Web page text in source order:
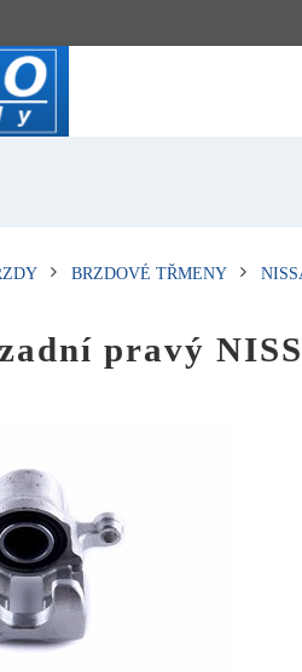
BRZDOVÉ TŘMENY
pravý